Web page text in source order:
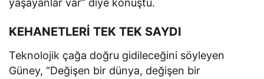
yaşayanlar var” diye konuştu.
KEHANETLERİ TEK TEK SAYDI
Teknolojik çağa doğru gidileceğini söyleyen
Güney, “Değişen bir dünya, değişen bir